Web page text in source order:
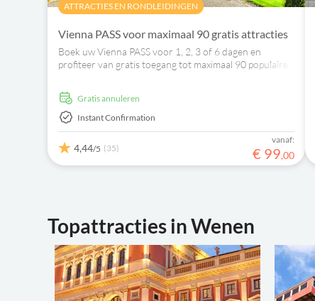
ATTRACTIES EN RONDLEIDINGEN
Vienna PASS voor maximaal 90 gratis attracties
Boek uw Vienna PASS voor 1, 2, 3 of 6 dagen en
profiteer van gratis toegang tot maximaal 90 populaire
gebruikmaken van de sightseeingbus.
Gratis annuleren
Instant Confirmation
4,44/5 (35)
vanaf:
€ 99,00
Topattracties in Wenen